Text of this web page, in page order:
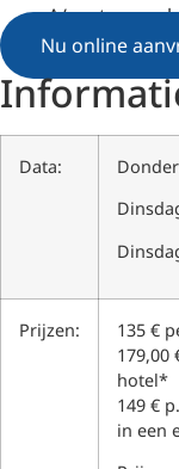
A/
Nu online
Data:
Prijzen:
135 €
hotel*
149 €
in een